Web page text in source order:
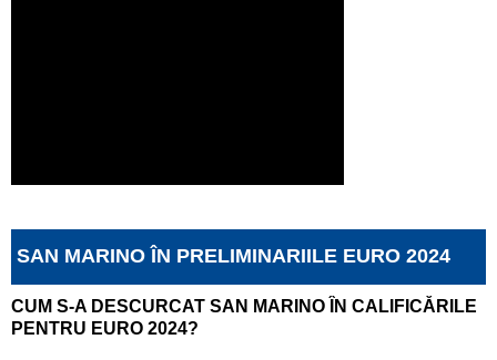
SAN MARINO ÎN PRELIMINARIILE EURO 2024
CUM S-A DESCURCAT SAN MARINO ÎN CALIFICĂRILE
PENTRU EURO 2024?